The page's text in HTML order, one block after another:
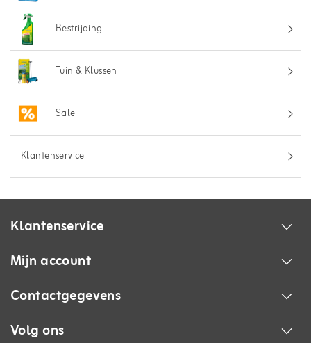
Bestrijding
Tuin & Klussen
Sale
Klantenservice
Klantenservice
Mijn account
Contactgegevens
Volg ons